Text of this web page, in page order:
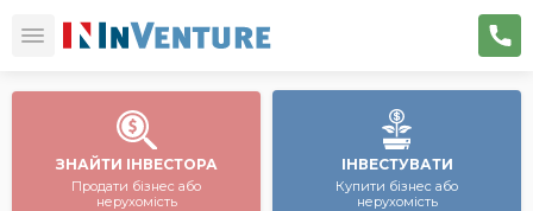
ЗНАЙТИ ІНВЕСТОРА
Продати бізнес або
нерухомість
ІНВЕСТУВАТИ
Купити бізнес або
нерухомість